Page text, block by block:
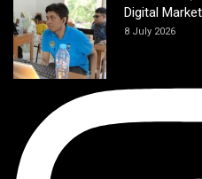
Digital
8 July 2026